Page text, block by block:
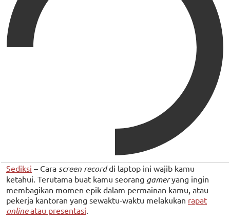
Sediksi – Cara screen recorddi laptop ini wajib kamu
ketahui. Terutama buat kamu seorang gameryang ingin
membagikan momen epik dalam permainan kamu, atau
pekerja kantoran yang sewaktu-waktu melakukan rapat
onlineatau presentasi